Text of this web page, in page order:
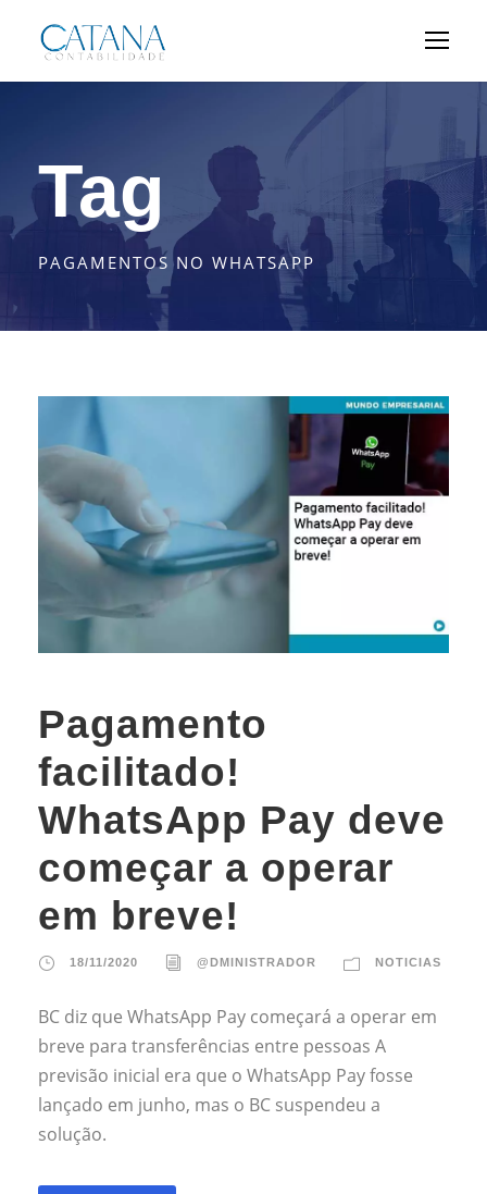
Tag
PAGAMENTOS NO WHATSAPP
Pagamento
facilitado!
WhatsApp Pay deve
começar a operar
em breve!
18/11/2020 @DMINISTRADOR NOTICIAS
BC diz que WhatsApp Pay começará a operar em
breve para transferências entre pessoas A
previsão inicial era que o WhatsApp Pay fosse
lançado em junho, mas o BC suspendeu a
solução.